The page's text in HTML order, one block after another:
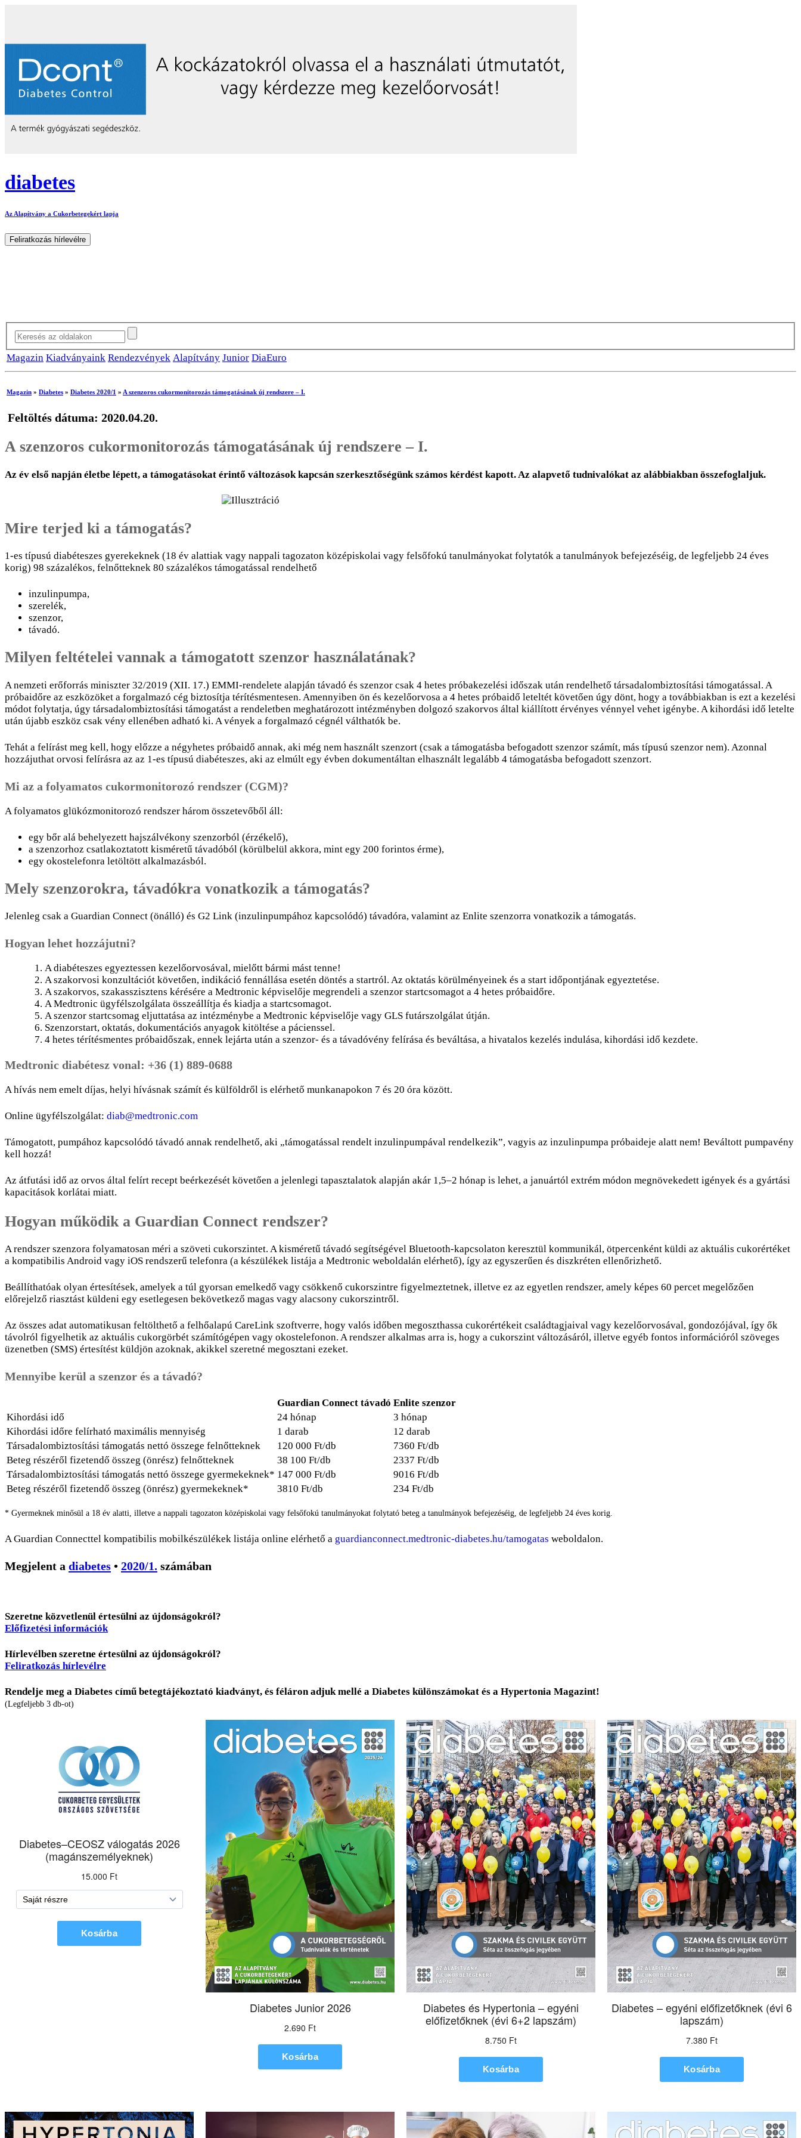
diabetes
Az Alapítvány a Cukorbetegekért lapja
Magazin Kiadványaink Rendezvények Alapítvány Junior DiaEuro
Magazin » Diabetes » Diabetes 2020/1 » A szenzoros cukormonitorozás támogatásának új rendszere – I.
Feltöltés dátuma: 2020.04.20.
A szenzoros cukormonitorozás támogatásának új rendszere – I.
Az év első napján életbe lépett, a támogatásokat érintő változások kapcsán szerkesztőségünk számos kérdést kapott. Az alapvető tudnivalókat az alábbiakban összefoglaljuk.
Mire terjed ki a támogatás?
1-es típusú diabéteszes gyerekeknek (18 év alattiak vagy nappali tagozaton középiskolai vagy felsőfokú tanulmányokat folytatók a tanulmányok befejezéséig, de legfeljebb 24 éves
korig) 98 százalékos, felnőtteknek 80 százalékos támogatással rendelhető
inzulinpumpa,
szerelék,
szenzor,
távadó.
Milyen feltételei vannak a támogatott szenzor használatának?
A nemzeti erőforrás miniszter 32/2019 (XII. 17.) EMMI-rendelete alapján távadó és szenzor csak 4 hetes próbakezelési időszak után rendelhető társadalombiztosítási támogatással. A
próbaidőre az eszközöket a forgalmazó cég biztosítja térítésmentesen. Amennyiben ön és kezelőorvosa a 4 hetes próbaidő leteltét követően úgy dönt, hogy a továbbiakban is ezt a kezelési
módot folytatja, úgy társadalombiztosítási támogatást a rendeletben meghatározott intézményben dolgozó szakorvos által kiállított érvényes vénnyel vehet igénybe. A kihordási idő letelte
után újabb eszköz csak vény ellenében adható ki. A vények a forgalmazó cégnél válthatók be.
Tehát a felírást meg kell, hogy előzze a négyhetes próbaidő annak, aki még nem használt szenzort (csak a támogatásba befogadott szenzor számít, más típusú szenzor nem). Azonnal
hozzájuthat orvosi felírásra az az 1-es típusú diabéteszes, aki az elmúlt egy évben dokumentáltan elhasznált legalább 4 támogatásba befogadott szenzort.
Mi az a folyamatos cukormonitorozó rendszer (CGM)?
A folyamatos glükózmonitorozó rendszer három összetevőből áll:
egy bőr alá behelyezett hajszálvékony szenzorból (érzékelő),
a szenzorhoz csatlakoztatott kisméretű távadóból (körülbelül akkora, mint egy 200 forintos érme),
egy okostelefonra letöltött alkalmazásból.
Mely szenzorokra, távadókra vonatkozik a támogatás?
Jelenleg csak a Guardian Connect (önálló) és G2 Link (inzulinpumpához kapcsolódó) távadóra, valamint az Enlite szenzorra vonatkozik a támogatás.
Hogyan lehet hozzájutni?
A diabéteszes egyeztessen kezelőorvosával, mielőtt bármi mást tenne!
A szakorvosi konzultációt követően, indikáció fennállása esetén döntés a startról. Az oktatás körülményeinek és a start időpontjának egyeztetése.
A szakorvos, szakasszisztens kérésére a Medtronic képviselője megrendeli a szenzor startcsomagot a 4 hetes próbaidőre.
A Medtronic ügyfélszolgálata összeállítja és kiadja a startcsomagot.
A szenzor startcsomag eljuttatása az intézménybe a Medtronic képviselője vagy GLS futárszolgálat útján.
Szenzorstart, oktatás, dokumentációs anyagok kitöltése a pácienssel.
4 hetes térítésmentes próbaidőszak, ennek lejárta után a szenzor- és a távadóvény felírása és beváltása, a hivatalos kezelés indulása, kihordási idő kezdete.
Medtronic diabétesz vonal: +36 (1) 889-0688
A hívás nem emelt díjas, helyi hívásnak számít és külföldről is elérhető munkanapokon 7 és 20 óra között.
Online ügyfélszolgálat: diab@medtronic.com
Támogatott, pumpához kapcsolódó távadó annak rendelhető, aki „támogatással rendelt inzulinpumpával rendelkezik”, vagyis az inzulinpumpa próbaideje alatt nem! Beváltott pumpavény
kell hozzá!
Az átfutási idő az orvos által felírt recept beérkezését követően a jelenlegi tapasztalatok alapján akár 1,5–2 hónap is lehet, a januártól extrém módon megnövekedett igények és a gyártási
kapacitások korlátai miatt.
Hogyan működik a Guardian Connect rendszer?
A rendszer szenzora folyamatosan méri a szöveti cukorszintet. A kisméretű távadó segítségével Bluetooth-kapcsolaton keresztül kommunikál, ötpercenként küldi az aktuális cukorértéket
a kompatibilis Android vagy iOS rendszerű telefonra (a készülékek listája a Medtronic weboldalán elérhető), így az egyszerűen és diszkréten ellenőrizhető.
Beállíthatóak olyan értesítések, amelyek a túl gyorsan emelkedő vagy csökkenő cukorszintre figyelmeztetnek, illetve ez az egyetlen rendszer, amely képes 60 percet megelőzően
előrejelző riasztást küldeni egy esetlegesen bekövetkező magas vagy alacsony cukorszintről.
Az összes adat automatikusan feltölthető a felhőalapú CareLink szoftverre, hogy valós időben megoszthassa cukorértékeit családtagjaival vagy kezelőorvosával, gondozójával, így ők
távolról figyelhetik az aktuális cukorgörbét számítógépen vagy okostelefonon. A rendszer alkalmas arra is, hogy a cukorszint változásáról, illetve egyéb fontos információról szöveges
üzenetben (SMS) értesítést küldjön azoknak, akikkel szeretné megosztani ezeket.
Mennyibe kerül a szenzor és a távadó?
Guardian Connect távadó Enlite szenzor
Kihordási idő
24 hónap
3 hónap
Kihordási időre felírható maximális mennyiség
1 darab
12 darab
Társadalombiztosítási támogatás nettó összege felnőtteknek
120 000 Ft/db
7360 Ft/db
Beteg részéről fizetendő összeg (önrész) felnőtteknek
38 100 Ft/db
2337 Ft/db
Társadalombiztosítási támogatás nettó összege gyermekeknek* 147 000 Ft/db
9016 Ft/db
Beteg részéről fizetendő összeg (önrész) gyermekeknek*
3810 Ft/db 234 Ft/db
* Gyermeknek minősül a 18 év alatti, illetve a nappali tagozaton középiskolai vagy felsőfokú tanulmányokat folytató beteg a tanulmányok befejezéséig, de legfeljebb 24 éves korig.
A Guardian Connecttel kompatibilis mobilkészülékek listája online elérhető a guardianconnect.medtronic-diabetes.hu/tamogatas weboldalon.
Megjelent a diabetes • 2020/1. számában
Szeretne közvetlenül értesülni az újdonságokról?
Előfizetési információk
Hírlevélben szeretne értesülni az újdonságokról?
Feliratkozás hírlevélre
Rendelje meg a Diabetes című betegtájékoztató kiadványt, és féláron adjuk mellé a Diabetes különszámokat és a Hypertonia Magazint!
(Legfeljebb 3 db-ot)